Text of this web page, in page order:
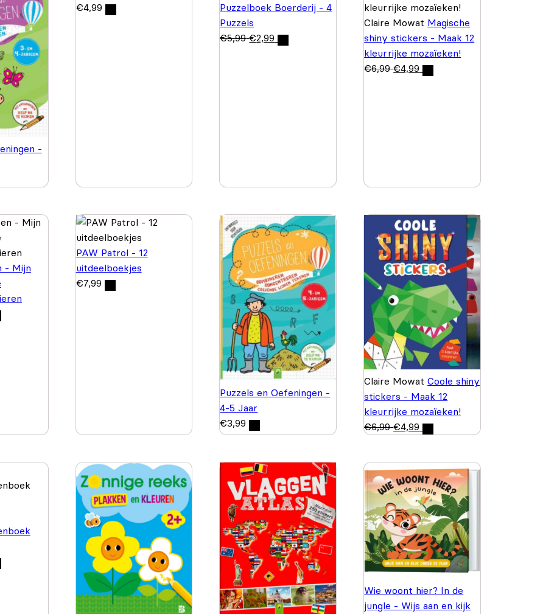
-
€4,99
Puzzelboek Boerderij - 4
Puzzels
€5,99 €2,99
Claire Mowat Magische
shiny stickers - Maak 12
kleurrijke mozaïeken!
€6,99 €4,99
- Mijn
PAW Patrol - 12
uitdeelboekjes
€7,99
Puzzels en Oefeningen -
4-5 Jaar
€3,99
Claire MowatCoole shiny
stickers - Maak 12
kleurrijke mozaïeken!
€6,99 €4,99
Wie woont hier? In de
jungle - Wijs aan en kijk